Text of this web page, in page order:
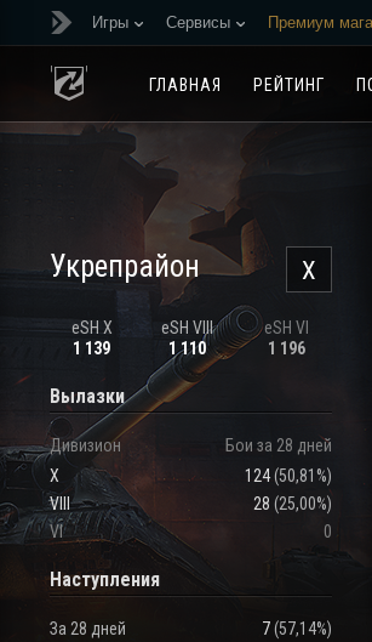
Игры Сервисы Премиум
ГЛАВНАЯ РЕЙТИНГ
X
Укрепрайон
eSH X
1 139
eSH VIII
1 110
eSH VI
1 196
Вылазки
Дивизион
Бои за 28 дней
X
124(50,81%)
VIII
28 (25,00%)
VI
0
Наступления
За 28 дней 7(57,14%)